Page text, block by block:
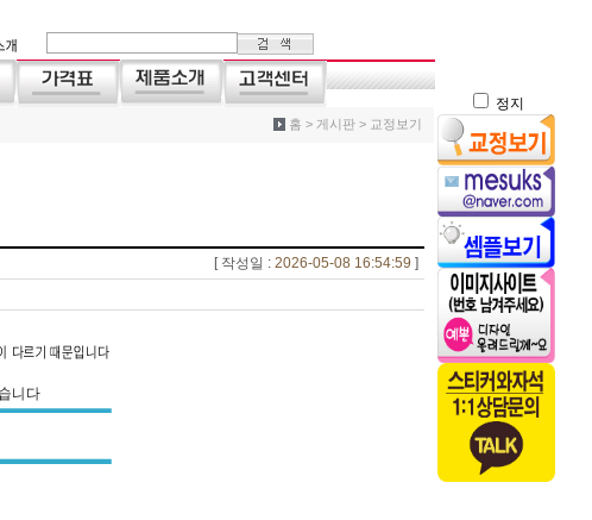
정지
홈 > 게시판 > 교정보기
[ 작성일 : 2026-05-08 16:54:59 ]